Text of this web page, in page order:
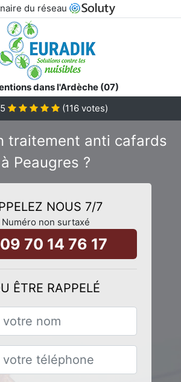
du réseau
dans l'Ardèche (07)
(116 votes)
traitement anti cafards
à Peaugres ?
NOUS 7/7
Numéro non surtaxé
09 70 14 76 17
ÊTRE RAPPELÉ